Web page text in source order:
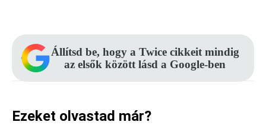
Állítsd be, hogy a Twice cikkeit mindig
az elsők között lásd a Google-ben
Ezeket olvastad már?